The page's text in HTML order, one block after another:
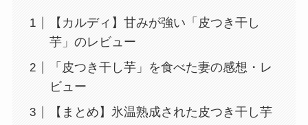
【カルディ】甘みが強い「皮つき干し
芋」のレビュー
「皮つき干し芋」を食べた妻の感想・レ
ビュー
【まとめ】氷温熟成された皮つき干し芋